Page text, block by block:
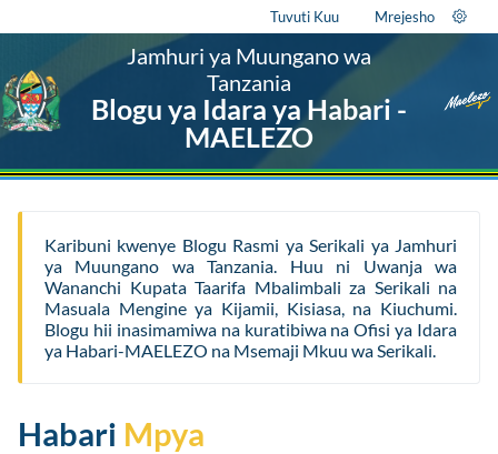
Tuvuti Kuu Mrejesho
Jamhuri ya Muungano wa
Tanzania
Blogu ya Idara ya Habari -
MAELEZO
Karibuni kwenye Blogu Rasmi ya Serikali ya Jamhuri
ya Muungano wa Tanzania. Huu ni Uwanja wa
Wananchi Kupata Taarifa Mbalimbali za Serikali na
Masuala Mengine ya Kijamii, Kisiasa, na Kiuchumi.
Blogu hii inasimamiwa na kuratibiwa na Ofisi ya Idara
ya Habari-MAELEZO na Msemaji Mkuu wa Serikali.
Habari Mpya